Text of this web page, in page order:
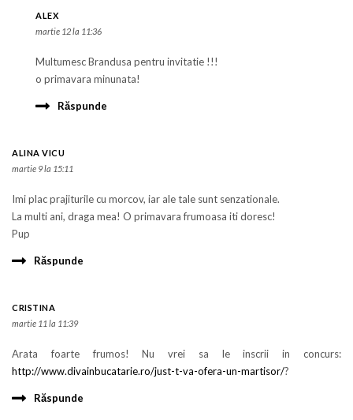
ALEX
martie 12 la 11:36
Multumesc Brandusa pentru invitatie !!!
o primavara minunata!
Răspunde
ALINA VICU
martie 9 la 15:11
Imi plac prajiturile cu morcov, iar ale tale sunt senzationale.
La multi ani, draga mea! O primavara frumoasa iti doresc!
Pup
Răspunde
CRISTINA
martie 11 la 11:39
Arata foarte frumos! Nu vrei sa le inscrii in concurs:
http://www.divainbucatarie.ro/just-t-va-ofera-un-martisor/?
Răspunde